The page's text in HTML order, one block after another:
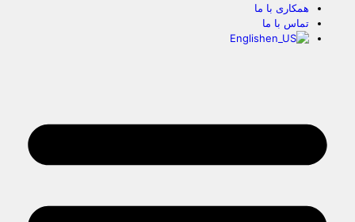
همکاری با ما
تماس با ما
English